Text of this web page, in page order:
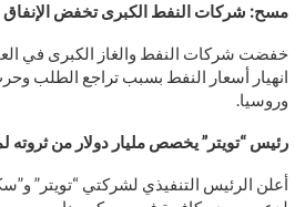
مسح: شركات النفط الكبرى تخفض الإنفاق 22% مع انهيار الأسعار
خفضت شركات النفط والغاز الكبرى في
انهيار أسعار النفط بسبب تراجع الطلب
وروسيا.
رئيس “تويتر” يخصص مليار دولار من ثروته
أعلن الرئيس التنفيذي لشركتي “تويتر”